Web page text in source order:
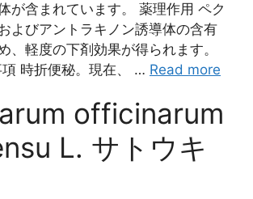
が含まれています。 薬理作用 ペク
よびアントラキノン誘導体の含有
、軽度の下剤効果が得られます。
時折便秘。現在、 … Read more
officinarum
L. サトウキ